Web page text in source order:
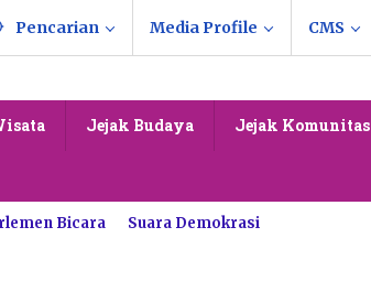
Pencarian Media Profile CMS
Jejak Budaya Jejak Komunitas
Bicara Suara Demokrasi